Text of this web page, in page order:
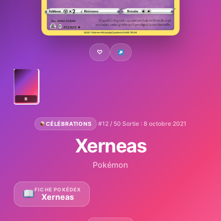
♡
R
CÉLÉBRATIONS ·#12 / 50·Sortie : 8 octobre 2021
Xerneas
Pokémon
FICHE POKÉDEX
Xerneas